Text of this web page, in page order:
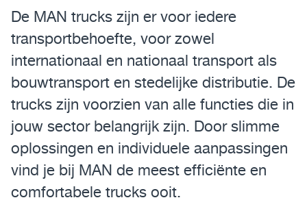
Assistentiesystemen voor jouw MAN
Mobile24
MAN Werkplaatsen
MAN Smart Tacho
De MAN trucks zijn er voor iedere
transportbehoefte, voor zowel
internationaal en nationaal transport als
bouwtransport en stedelijke distributie. De
trucks zijn voorzien van alle functies die in
jouw sector belangrijk zijn. Door slimme
oplossingen en individuele aanpassingen
vind je bij MAN de meest efficiënte en
comfortabele trucks ooit.